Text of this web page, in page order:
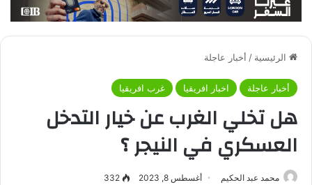
الرئيسية / أخبار عاجلة
أخبار عاجلة اخبار افريقيا غرب افريقيا
هل تخلي الغرب عن خيار التدخل
العسكري في النيجر ؟
محمد عبد الحكيم أغسطس 8, 2023 332